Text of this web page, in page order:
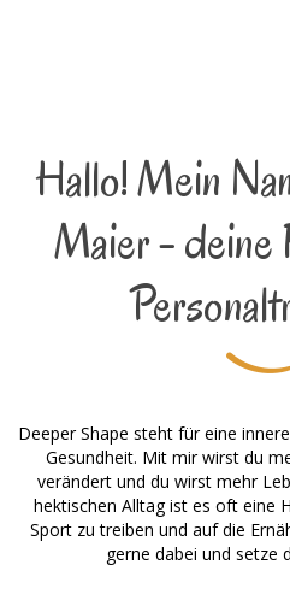
Hallo! Mein
Maier - deine
Deeper Shape steht für eine
Gesundheit. Mit mir wirst du
verändert und du wirst mehr
hektischen Alltag ist es oft eine
Sport zu treiben und auf die
gerne dabei und setze